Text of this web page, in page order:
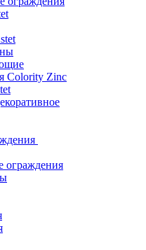
Colority Zinc
ограждения